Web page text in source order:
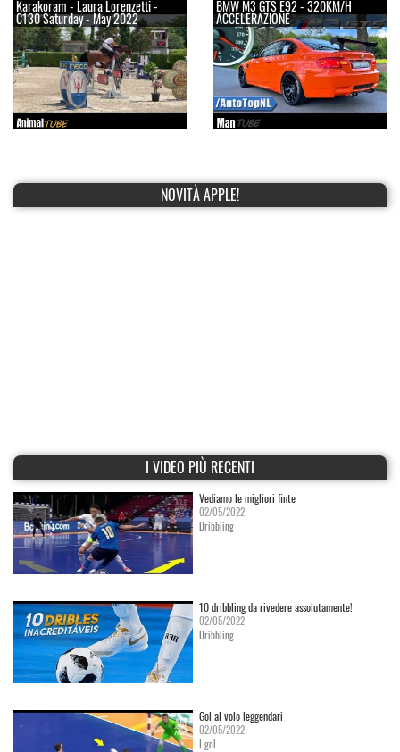
Karakoram - Laura Lorenzetti -
C130 Saturday - May 2022
BMW M3 GTS E92 - 320KM/H
ACCELERAZIONE
NOVITÀ APPLE!
I VIDEO PIÙ RECENTI
Vediamo le migliori finte
02/05/2022
Dribbling
10 dribbling da rivedere assolutamente!
02/05/2022
Dribbling
Gol al volo leggendari
02/05/2022
I gol